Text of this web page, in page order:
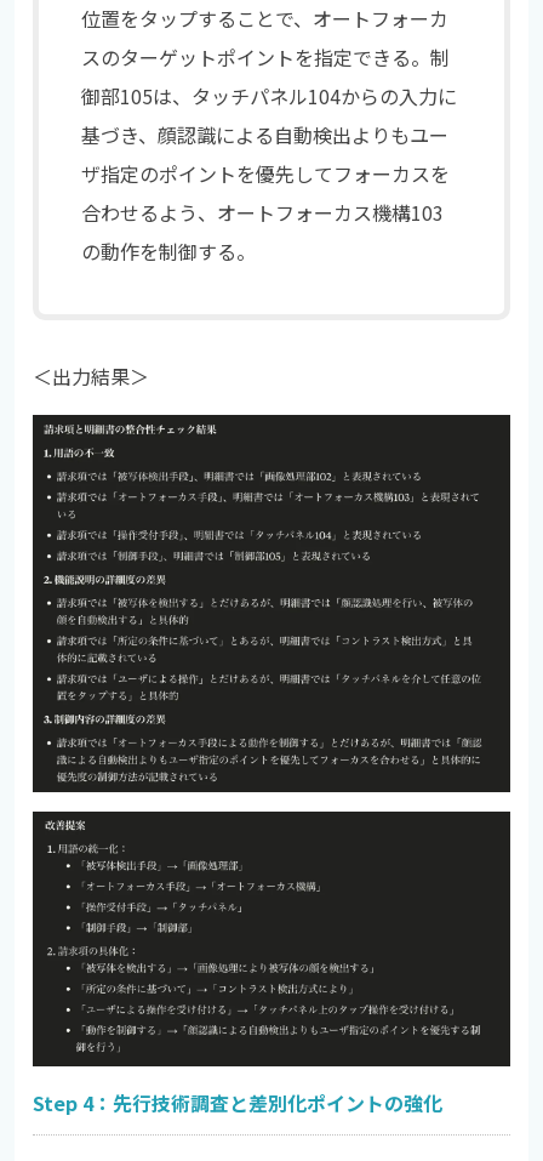
位置をタップすることで、オートフォーカ
スのターゲットポイントを指定できる。制
御部105は、タッチパネル104からの入力に
基づき、顔認識による自動検出よりもユー
ザ指定のポイントを優先してフォーカスを
合わせるよう、オートフォーカス機構103
の動作を制御する。
＜出力結果＞
Step 4：先行技術調査と差別化ポイントの強化